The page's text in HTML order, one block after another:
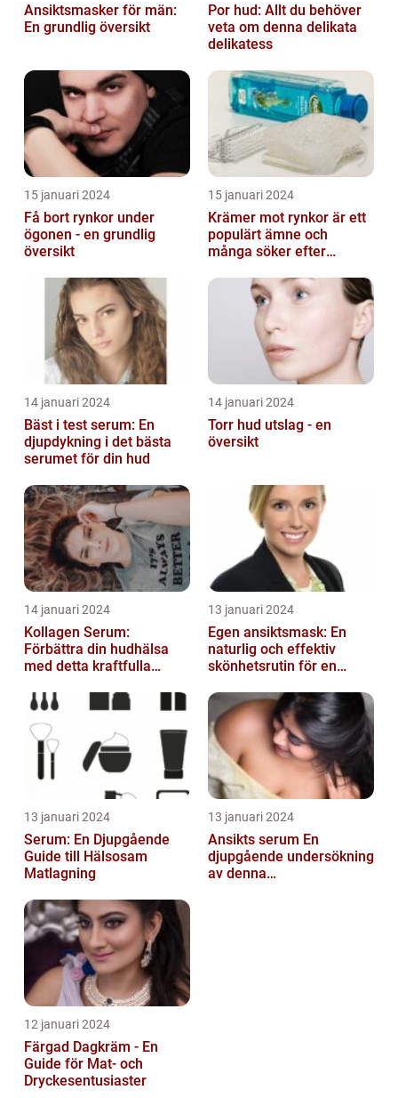
Ansiktsmasker för män:
En grundlig översikt
Por hud: Allt du behöver
veta om denna delikata
delikatess
15 januari 2024
Få bort rynkor under
ögonen - en grundlig
översikt
15 januari 2024
Krämer mot rynkor är ett
populärt ämne och
många söker efter
fungerar
14 januari 2024
Bäst i test serum: En
djupdykning i det bästa
serumet för din hud
14 januari 2024
Torr hud utslag - en
översikt
14 januari 2024
Kollagen Serum:
Förbättra din hudhälsa
med detta kraftfulla
13 januari 2024
Egen ansiktsmask: En
naturlig och effektiv
skönhetsrutin för en
13 januari 2024
Serum: En Djupgående
Guide till Hälsosam
Matlagning
13 januari 2024
Ansikts serum En
djupgående undersökning
av denna
12 januari 2024
Färgad Dagkräm - En
Guide för Mat- och
Dryckesentusiaster